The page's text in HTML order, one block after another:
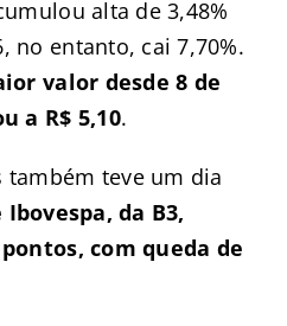
alta de 3,48%
no entanto, cai 7,70%.
valor desde 8 de
a R$ 5,10.
também teve um dia
da B3,
com queda de